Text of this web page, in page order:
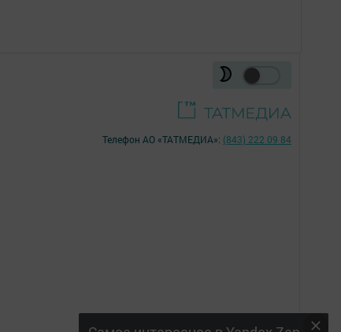
Телефон АО «ТАТМЕДИА»: (843) 222 09 84